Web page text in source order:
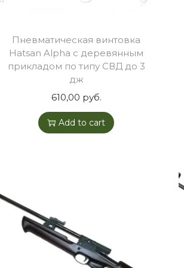
Пневматическая винтовка
Hatsan Alpha с деревянным
прикладом по типу СВД до 3
дж
610,00 руб.
Add to cart